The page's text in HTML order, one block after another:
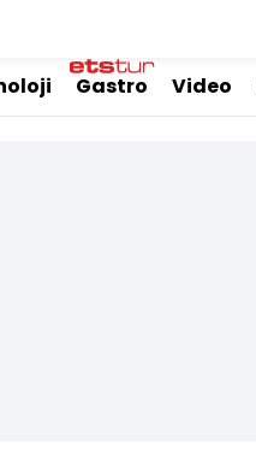
Gastro Video